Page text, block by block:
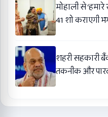
मोहाली से
41 शो कराएगी
शहरी सहकारी
तकनीक और